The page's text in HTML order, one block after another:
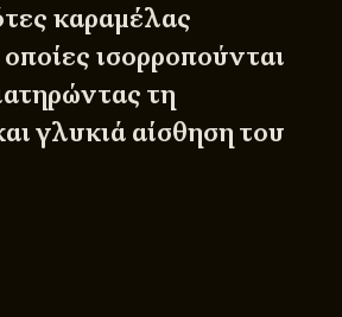
καραμέλας
ισορροπούνται
τη
γλυκιά αίσθηση του